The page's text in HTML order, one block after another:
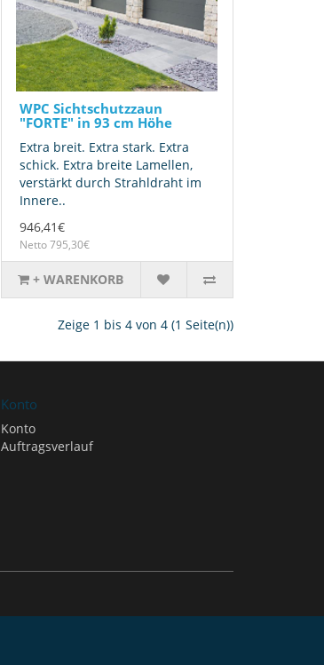
WPC Sichtschutzzaun
"FORTE" in 93 cm Höhe
Extra breit. Extra stark. Extra
schick. Extra breite Lamellen,
verstärkt durch Strahldraht im
Innere..
946,41€
Netto 795,30€
+ WARENKORB
Zeige 1 bis 4 von 4 (1 Seite(n))
Konto
Konto
Auftragsverlauf